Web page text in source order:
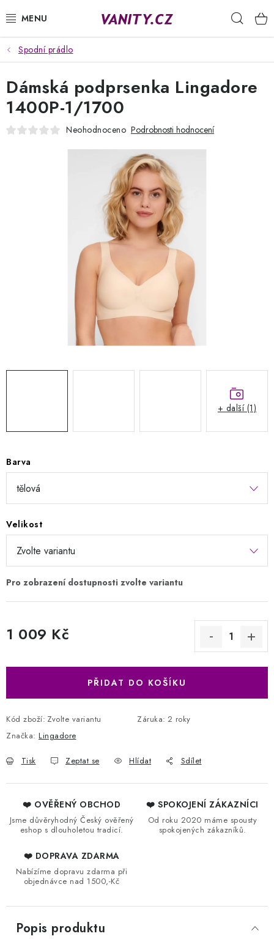
na
KABELKY
SPODNÍ PRÁDLO
PUNČOCHY
Jak nakupovat
Obchodní podmínky
Podmínky ochrany osobních údajů
Napište nám
Reklamace a vrácení zboží
Spodní prádlo
Barva
Velikost
1 009 Kč
PŘIDAT DO KOŠÍKU
Kód zboží: Zvolte variantu Záruka: 2 roky
Značka: Lingadore
Tisk Zeptat se Hlídat Sdílet
Dámská podprsenka Lingadore
1400P-1/1700
Neohodnoceno Podrobnosti hodnocení
+ další (1)
❤️ OVĚŘENÝ OBCHOD
Jsme důvěryhodný Český ověřený
eshop s dlouholetou tradicí.
❤️ SPOKOJENÍ ZÁKAZNÍCI
Od roku 2020 máme spousty
spokojených zákazníků.
❤️ DOPRAVA ZDARMA
Nabízíme dopravu zdarma při
objednávce nad 1500,-Kč
Popis produktu